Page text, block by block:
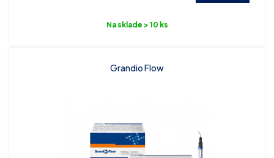
Na sklade > 10 ks
Grandio Flow